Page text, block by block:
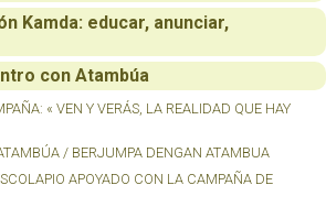
Kamda: educar, anunciar,
con Atambúa
« VEN Y VERÁS, LA REALIDAD QUE HAY
/ BERJUMPA DENGAN ATAMBUA
APOYADO CON LA CAMPAÑA DE